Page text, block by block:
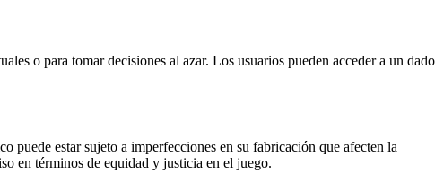
o para tomar decisiones al azar. Los usuarios pueden acceder a un dado
estar sujeto a imperfecciones en su fabricación que afecten la
en términos de equidad y justicia en el juego.